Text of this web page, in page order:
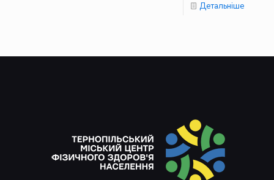
Детальніше